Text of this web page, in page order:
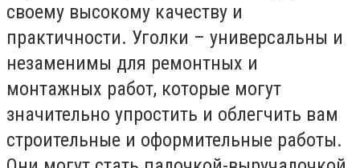
своему высокому качеству и
практичности. Уголки – универсальны и
незаменимы для ремонтных и
монтажных работ, которые могут
значительно упростить и облегчить вам
строительные и оформительные работы.